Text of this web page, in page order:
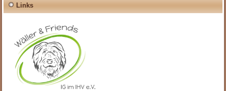
Links